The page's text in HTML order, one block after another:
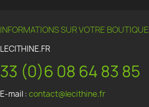
INFORMATIONS SUR VOTRE BOUTIQUE
LECITHINE.FR
33 (0)6 08 64 83 85
E-mail : contact@lecithine.fr